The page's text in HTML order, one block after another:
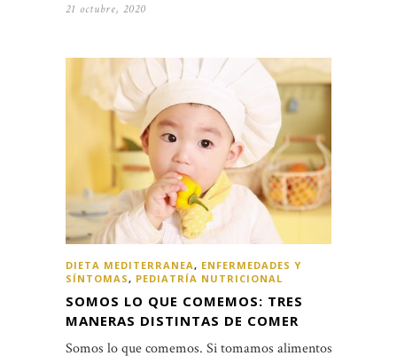
21 octubre, 2020
DIETA MEDITERRANEA, ENFERMEDADES Y
SÍNTOMAS, PEDIATRÍA NUTRICIONAL
SOMOS LO QUE COMEMOS: TRES
MANERAS DISTINTAS DE COMER
Somos lo que comemos. Si tomamos alimentos